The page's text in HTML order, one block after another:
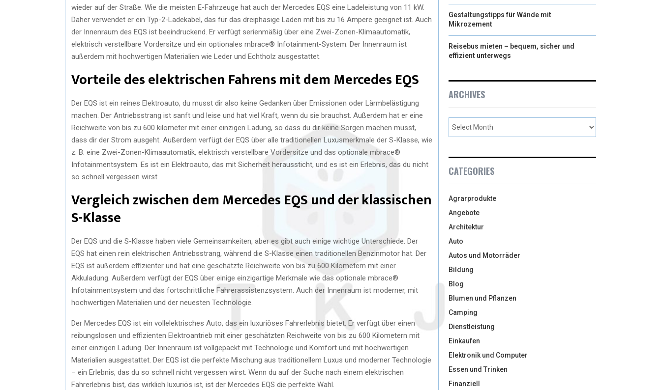
wieder auf der Straße. Wie die meisten E-Fahrzeuge hat auch der Mercedes EQS eine Ladeleistung von 11 kW.
Daher verwendet er ein Typ-2-Ladekabel, das für das dreiphasige Laden mit bis zu 16 Ampere geeignet ist. Auch
der Innenraum des EQS ist beeindruckend. Er verfügt serienmäßig über eine Zwei-Zonen-Klimaautomatik,
elektrisch verstellbare Vordersitze und ein optionales mbrace® Infotainment-System. Der Innenraum ist
außerdem mit hochwertigen Materialien wie Leder und Echtholz ausgestattet.
Vorteile des elektrischen Fahrens mit dem Mercedes EQS
Der EQS ist ein reines Elektroauto, du musst dir also keine Gedanken über Emissionen oder Lärmbelästigung
machen. Der Antriebsstrang ist sanft und leise und hat viel Kraft, wenn du sie brauchst. Außerdem hat er eine
Reichweite von bis zu 600 kilometer mit einer einzigen Ladung, so dass du dir keine Sorgen machen musst,
dass dir der Strom ausgeht. Außerdem verfügt der EQS über alle traditionellen Luxusmerkmale der S-Klasse, wie
z. B. eine Zwei-Zonen-Klimaautomatik, elektrisch verstellbare Vordersitze und das optionale mbrace®
Infotainmentsystem. Es ist ein Elektroauto, das mit Sicherheit heraussticht, und es ist ein Erlebnis, das du nicht
so schnell vergessen wirst.
Vergleich zwischen dem Mercedes EQS und der klassischen
S-Klasse
Der EQS und die S-Klasse haben viele Gemeinsamkeiten, aber es gibt auch einige wichtige Unterschiede. Der
EQS hat einen rein elektrischen Antriebsstrang, während die S-Klasse einen traditionellen Benzinmotor hat. Der
EQS ist außerdem effizienter und hat eine geschätzte Reichweite von bis zu 600 Kilometern mit einer
Akkuladung. Außerdem verfügt der EQS über einige einzigartige Merkmale wie das optionale mbrace®
Infotainmentsystem und das fortschrittliche Fahrerassistenzsystem. Auch der Innenraum ist moderner, mit
hochwertigen Materialien und der neuesten Technologie.
Der Mercedes EQS ist ein vollelektrisches Auto, das ein luxuriöses Fahrerlebnis bietet. Er verfügt über einen
reibungslosen und effizienten Elektroantrieb mit einer geschätzten Reichweite von bis zu 600 Kilometern mit
einer einzigen Ladung. Der Innenraum ist vollgepackt mit Technologie und Komfort und mit hochwertigen
Materialien ausgestattet. Der EQS ist die perfekte Mischung aus traditionellem Luxus und moderner Technologie
– ein Erlebnis, das du so schnell nicht vergessen wirst. Wenn du auf der Suche nach einem elektrischen
Fahrerlebnis bist, das wirklich luxuriös ist, ist der Mercedes EQS die perfekte Wahl.
Gestaltungstipps für Wände mit
Mikrozement
Reisebus mieten – bequem, sicher und
effizient unterwegs
ARCHIVES
CATEGORIES
Agrarprodukte
Angebote
Architektur
Auto
Autos und Motorräder
Bildung
Blog
Blumen und Pflanzen
Camping
Dienstleistung
Einkaufen
Elektronik und Computer
Essen und Trinken
Finanziell